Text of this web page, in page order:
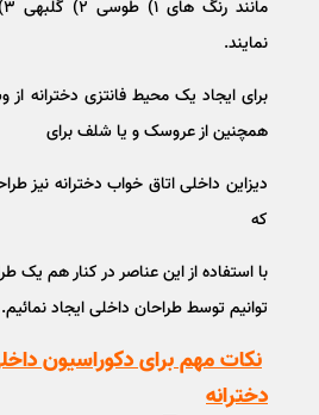
نمایند.
برای ایجاد یک محیط فانتزی دخترانه از
همچنین از عروسک و یا شلف برای
دیزاین داخلی اتاق خواب دخترانه نیز
که
با استفاده از این عناصر در کنار هم یک
توانیم توسط طراحان داخلی ایجاد نمائیم.
نکات مهم برای دکوراسیون
دخترانه